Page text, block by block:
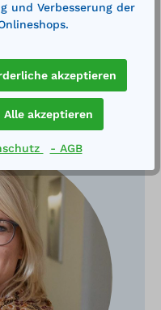
und Verbesserung der
akzeptieren
Alle akzeptieren
- AGB